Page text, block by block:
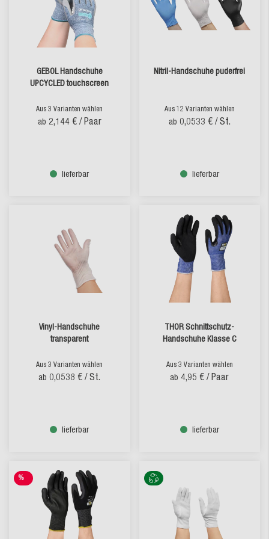
GEBOL Handschuhe
UPCYCLED touchscreen
Aus 3 Varianten wählen
ab 2,144 € / Paar
lieferbar
Nitril-Handschuhe puderfrei
Aus 12 Varianten wählen
ab 0,0533 € / St.
lieferbar
Vinyl-Handschuhe
transparent
Aus 3 Varianten wählen
ab 0,0538 € / St.
lieferbar
THOR Schnittschutz-
Handschuhe Klasse C
Aus 3 Varianten wählen
ab 4,95 € / Paar
lieferbar
%